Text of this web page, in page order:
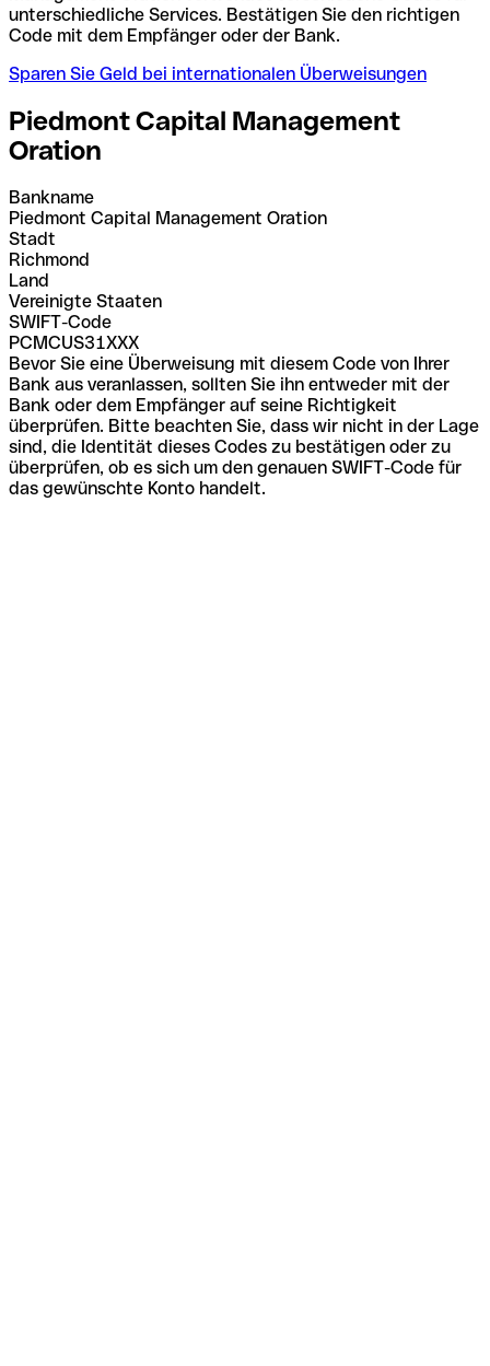
unterschiedliche Services. Bestätigen Sie den richtigen
Code mit dem Empfänger oder der Bank.
Sparen Sie Geld bei internationalen Überweisungen
Piedmont Capital Management
Oration
Bankname
Piedmont Capital Management Oration
Stadt
Richmond
Land
Vereinigte Staaten
SWIFT-Code
PCMCUS31XXX
Bevor Sie eine Überweisung mit diesem Code von Ihrer
Bank aus veranlassen, sollten Sie ihn entweder mit der
Bank oder dem Empfänger auf seine Richtigkeit
überprüfen. Bitte beachten Sie, dass wir nicht in der Lage
sind, die Identität dieses Codes zu bestätigen oder zu
überprüfen, ob es sich um den genauen SWIFT-Code für
das gewünschte Konto handelt.